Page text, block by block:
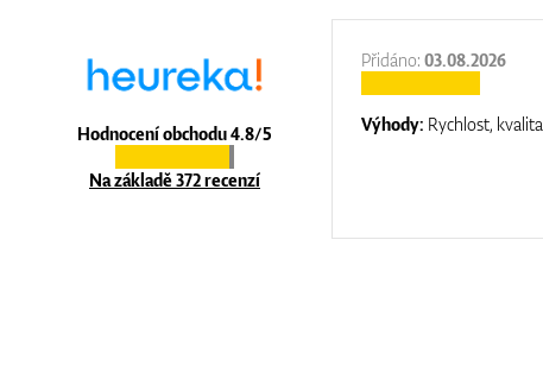
Hodnocení obchodu 4.8/5
Na základě 372 recenzí
Přidáno:03.08.2026
Výhody: Rychlost, kvalita